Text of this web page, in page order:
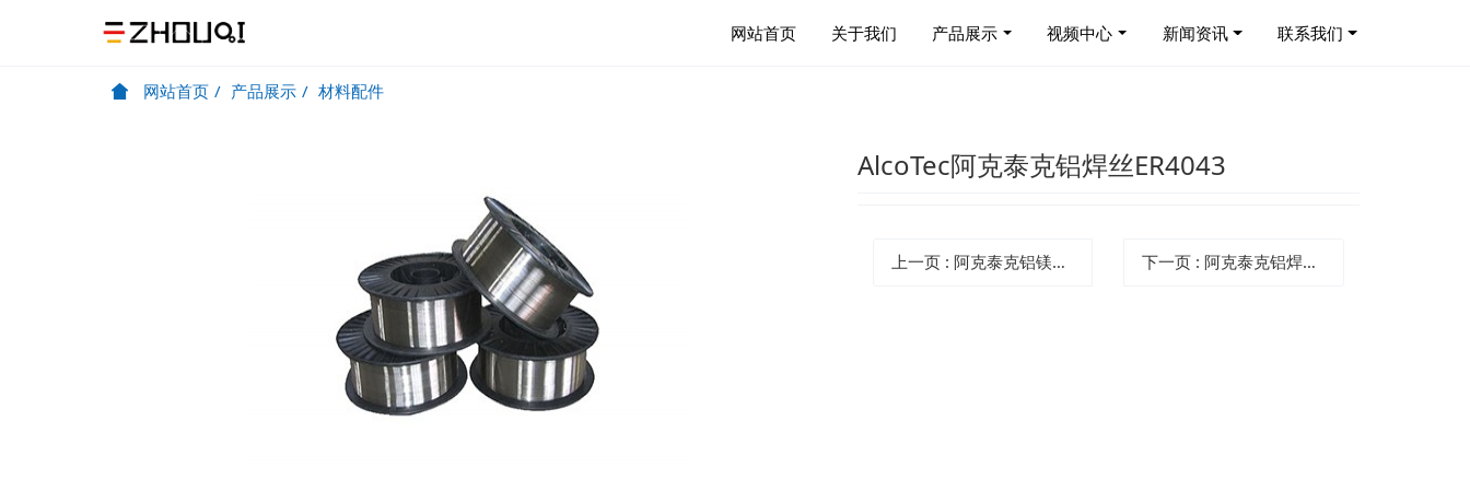
网站首页 关于我们 产品展示 视频中心 新闻资讯 联系我们
网站首页 产品展示 材料配件
AlcoTec阿克泰克铝焊丝ER4043
上一页 : 阿克泰克铝镁焊丝ER5356 下一页 : 阿克泰克铝焊丝ER5183